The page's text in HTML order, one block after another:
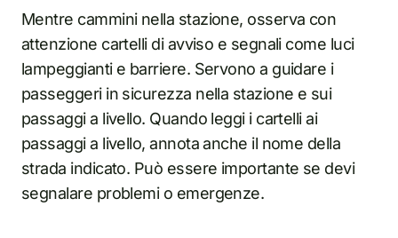
Mentre cammini nella stazione, osserva con
attenzione cartelli di avviso e segnali come luci
lampeggianti e barriere. Servono a guidare i
passeggeri in sicurezza nella stazione e sui
passaggi a livello. Quando leggi i cartelli ai
passaggi a livello, annota anche il nome della
strada indicato. Può essere importante se devi
segnalare problemi o emergenze.